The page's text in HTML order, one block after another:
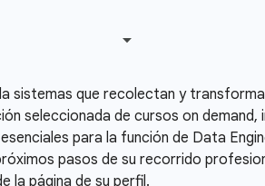
sistemas que recolectan y
seleccionada de cursos on
para la función de Data
pasos de su recorrido
la página de su perfil.